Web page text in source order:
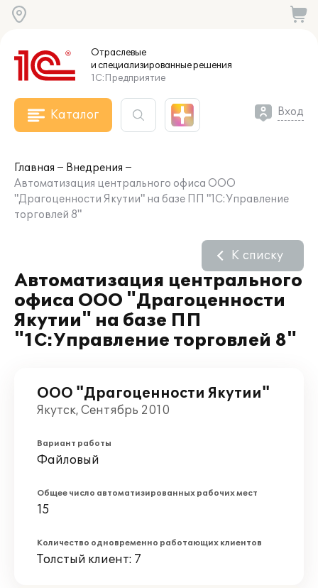
Отраслевые
и специализированныерешения
1С:Предприятие
Каталог Вход
Главная
Внедрения
Автоматизация центрального офиса ООО
"Драгоценности Якутии" на базе ПП "1С:Управление
торговлей 8"
Автоматизация центрального
офиса ООО "Драгоценности
Якутии" на базе ПП
"1С:Управление торговлей 8"
К списку
ООО "Драгоценности Якутии"
Якутск, Сентябрь 2010
Вариант работы
Файловый
Общее число автоматизированных рабочих мест
15
Количество одновременно работающих клиентов
Толстый клиент: 7